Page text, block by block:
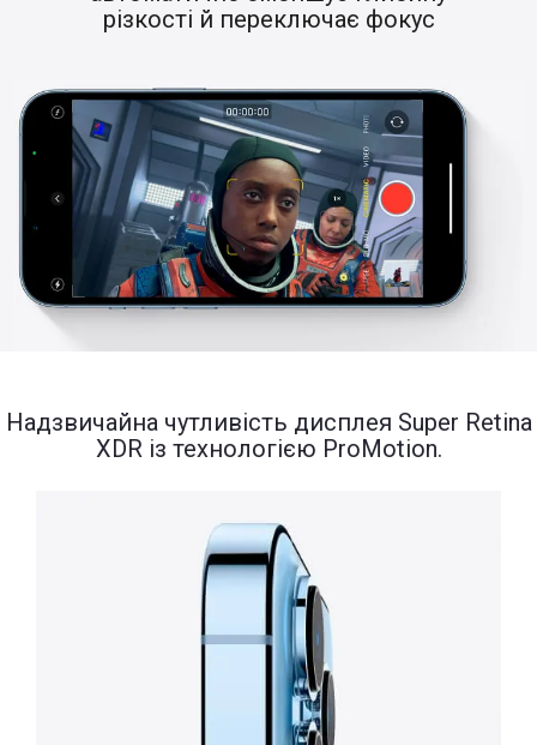
різкості й переключає фокус
Надзвичайна чутливість дисплея Super Retina
XDR із технологією ProMotion.